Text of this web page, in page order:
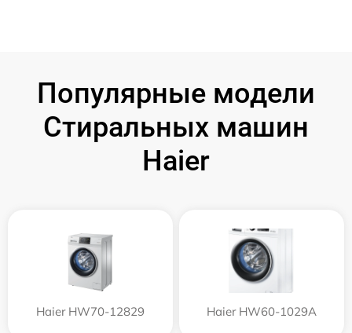
Популярные модели
Стиральных машин
Haier
Haier HW70-12829 Haier HW60-1029A